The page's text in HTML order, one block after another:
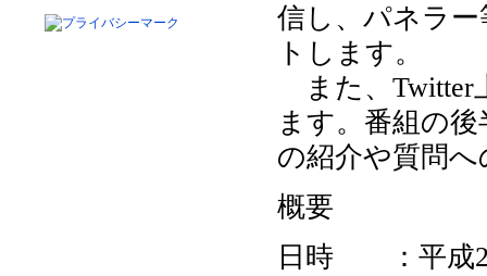
信し、パネラ
トします。
また、Twitter
ます。番組の
の紹介や質問
概要
日時 ：平成23